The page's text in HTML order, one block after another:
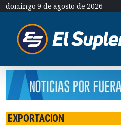
domingo 9 de agosto de 2026
EXPORTACION